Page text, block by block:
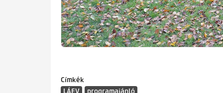
Címkék
LÁEV
programajánló